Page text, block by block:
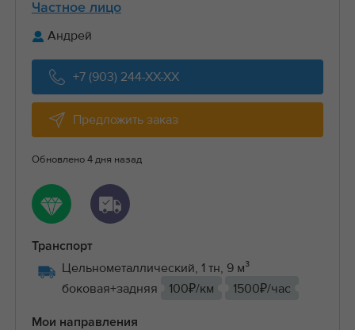
Частное лицо
Андрей
+7 (903) 244-XX-XX
Предложить заказ
Обновлено 4 дня назад
Транспорт
Цельнометаллический, 1 тн, 9 м³
боковая+задняя
100₽/км 1500₽/час
Мои направления